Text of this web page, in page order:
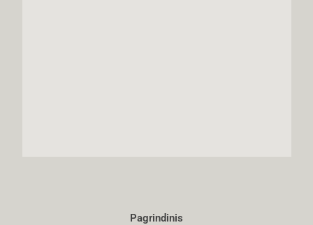
Pagrindinis